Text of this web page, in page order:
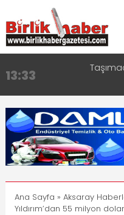
13:33
17:15
16:00
Aksaray
8:23
11:30
Ana Sayfa » Aksaray
Yıldırım’dan 55 milyon